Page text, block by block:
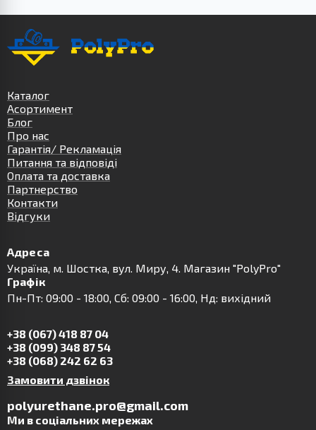
Каталог
Асортимент
Блог
Про нас
Гарантія/ Рекламація
Питання та відповіді
Оплата та доставка
Партнерство
Контакти
Відгуки
Адреса
Українa, м. Шостка, вул. Миру, 4. Магазин "PolyPro"
Графік
Пн-Пт: 09:00 - 18:00, Сб: 09:00 - 16:00, Нд: вихідний
+38 (067) 418 87 04
+38 (099) 348 87 54
+38 (068) 242 62 63
Замовити дзвінок
polyurethane.pro@gmail.com
Ми в соціальних мережах